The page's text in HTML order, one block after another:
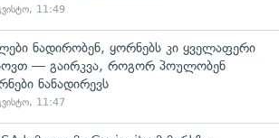
11:49
ნადირობენ, ყორნებს კი ყველაფერი
— გაირკვა, როგორ პოულობენ
ნანადირევს
11:47